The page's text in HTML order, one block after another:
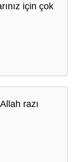
için çok
razı